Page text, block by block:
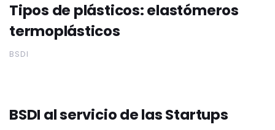
Tipos de plásticos: elastómeros
termoplásticos
BSDI
BSDI al servicio de las Startups